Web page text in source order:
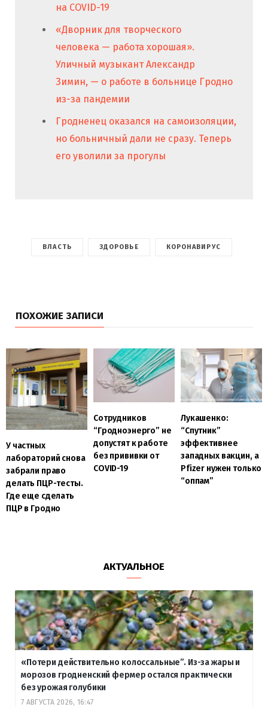
на COVID-19
«Дворник для творческого
человека — работа хорошая».
Уличный музыкант Александр
Зимин, — о работе в больнице Гродно
из-за пандемии
Гродненец оказался на самоизоляции,
но больничный дали не сразу. Теперь
его уволили за прогулы
ВЛАСТЬ ЗДОРОВЬЕ КОРОНАВИРУС
ПОХОЖИЕ ЗАПИСИ
У частных
лабораторий снова
забрали право
делать ПЦР-тесты.
Где еще сделать
ПЦР в Гродно
Cотрудников
“Гродноэнерго” не
допустят к работе
без прививки от
COVID-19
Лукашенко:
“Спутник”
эффективнее
западных вакцин, а
Pfizer нужен только
“оппам”
АКТУАЛЬНОЕ
«Потери действительно колоссальные”. Из-за жары и
морозов гродненский фермер остался практически
без урожая голубики
7 АВГУСТА 2026, 16:47